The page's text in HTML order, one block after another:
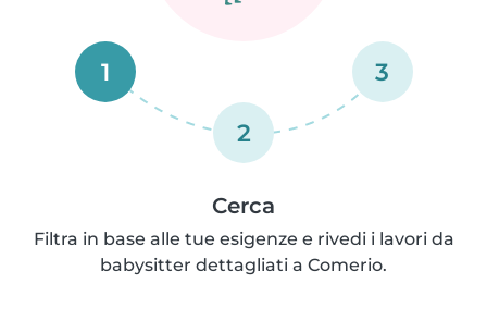
1
2
3
Cerca
Filtra in base alle tue esigenze e rivedi i lavori da
babysitter dettagliati a Comerio.